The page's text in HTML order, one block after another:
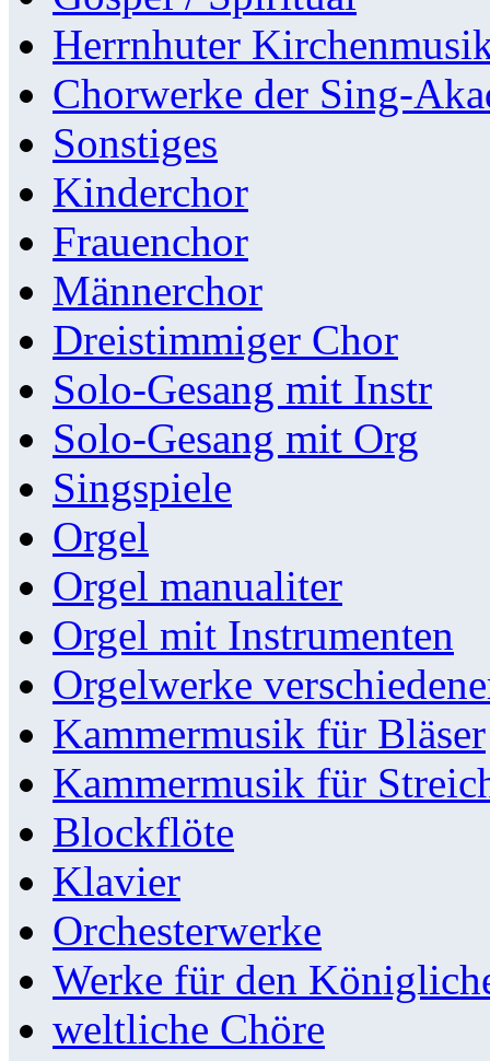
Herrnhuter
Chorwerke der Sing-
Sonstiges
Kinderchor
Frauenchor
Männerchor
Dreistimmiger Chor
Solo-Gesang mit Instr
Solo-Gesang mit Org
Singspiele
Orgel
Orgel manualiter
Orgel mit Instrumenten
Orgelwerke
Kammermusik für Bläser
Kammermusik für
Blockflöte
Klavier
Orchesterwerke
Werke für den
weltliche Chöre